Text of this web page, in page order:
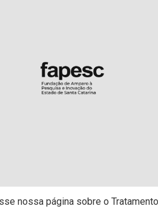
nossa página sobre o
Educacional de Brusque - UNIFEBE.